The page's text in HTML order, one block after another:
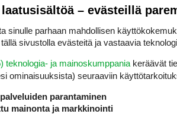
– evästeillä
sinulle parhaan mahdollisen
sivustolla evästeitä ja vastaavia
teknologia- ja mainoskumppania keräävät
ominaisuuk­sista) seuraaviin
parantaminen
mainonta ja markkinointi